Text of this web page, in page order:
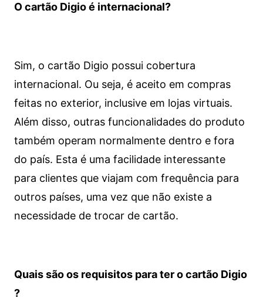
O cartão Digio é internacional?
Sim, o cartão Digio possui cobertura
internacional. Ou seja, é aceito em compras
feitas no exterior, inclusive em lojas virtuais.
Além disso, outras funcionalidades do produto
também operam normalmente dentro e fora
do país. Esta é uma facilidade interessante
para clientes que viajam com frequência para
outros países, uma vez que não existe a
necessidade de trocar de cartão.
Quais são os requisitos para ter o cartão Digio
?